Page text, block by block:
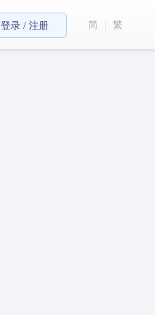
登录 / 注册 简 繁